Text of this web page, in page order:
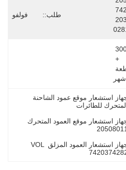
طلب:: فولفو
للطائرات
20508011
جهاز استشعار العمود المزلق VOL